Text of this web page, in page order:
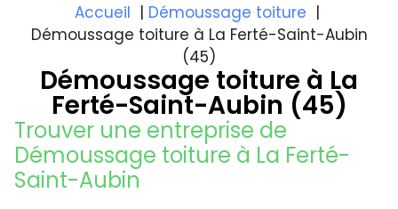
Accueil
Démoussage toiture
Démoussage toiture à La Ferté-Saint-Aubin
(45)
Démoussage toiture à La
Ferté-Saint-Aubin (45)
Trouver une entreprise de
Démoussage toiture à La Ferté-
Saint-Aubin